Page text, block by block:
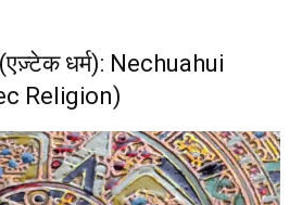
धर्म): Nechuahui
Religion)